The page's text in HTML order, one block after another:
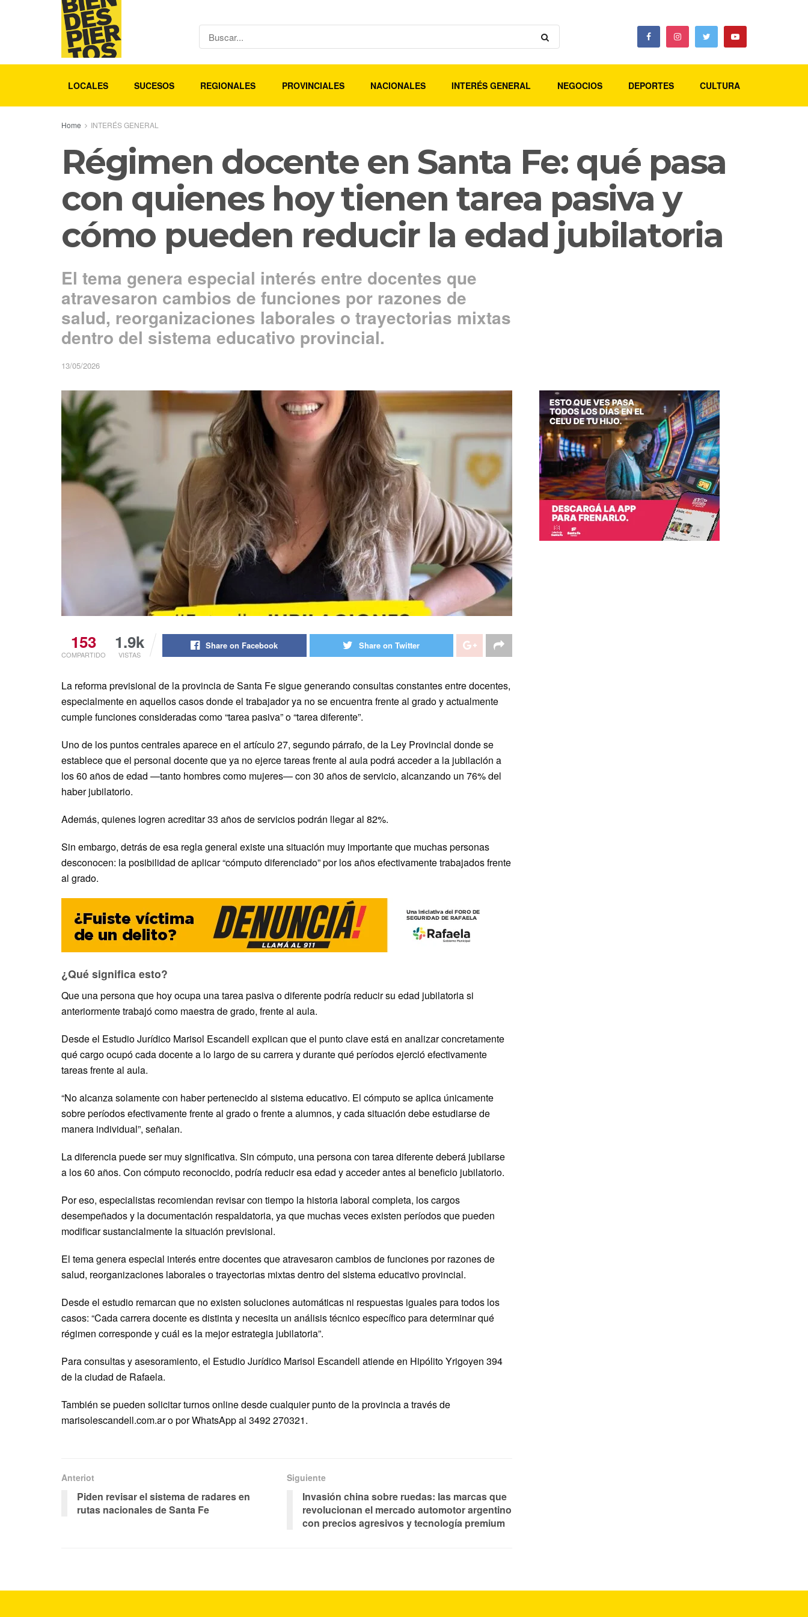
LOCALES SUCESOS REGIONALES PROVINCIALES NACIONALES INTERÉS GENERAL NEGOCIOS DEPORTES CULTURA
Home INTERÉS GENERAL
Régimen docente en Santa Fe: qué pasa
con quienes hoy tienen tarea pasiva y
cómo pueden reducir la edad jubilatoria
El tema genera especial interés entre docentes que
atravesaron cambios de funciones por razones de
salud, reorganizaciones laborales o trayectorias mixtas
dentro del sistema educativo provincial.
13/05/2026
153
COMPARTIDO
1.9k
VISTAS
Share on Facebook Share on Twitter
La reforma previsional de la provincia de Santa Fe sigue generando consultas constantes entre docentes,
especialmente en aquellos casos donde el trabajador ya no se encuentra frente al grado y actualmente
cumple funciones consideradas como “tarea pasiva” o “tarea diferente”.
Uno de los puntos centrales aparece en el artículo 27, segundo párrafo, de la Ley Provincial donde se
establece que el personal docente que ya no ejerce tareas frente al aula podrá acceder a la jubilación a
los 60 años de edad —tanto hombres como mujeres— con 30 años de servicio, alcanzando un 76% del
haber jubilatorio.
Además, quienes logren acreditar 33 años de servicios podrán llegar al 82%.
Sin embargo, detrás de esa regla general existe una situación muy importante que muchas personas
desconocen: la posibilidad de aplicar “cómputo diferenciado” por los años efectivamente trabajados frente
al grado.
¿Qué significa esto?
Que una persona que hoy ocupa una tarea pasiva o diferente podría reducir su edad jubilatoria si
anteriormente trabajó como maestra de grado, frente al aula.
Desde el Estudio Jurídico Marisol Escandell explican que el punto clave está en analizar concretamente
qué cargo ocupó cada docente a lo largo de su carrera y durante qué períodos ejerció efectivamente
tareas frente al aula.
“No alcanza solamente con haber pertenecido al sistema educativo. El cómputo se aplica únicamente
sobre períodos efectivamente frente al grado o frente a alumnos, y cada situación debe estudiarse de
manera individual”, señalan.
La diferencia puede ser muy significativa. Sin cómputo, una persona con tarea diferente deberá jubilarse
a los 60 años. Con cómputo reconocido, podría reducir esa edad y acceder antes al beneficio jubilatorio.
Por eso, especialistas recomiendan revisar con tiempo la historia laboral completa, los cargos
desempeñados y la documentación respaldatoria, ya que muchas veces existen períodos que pueden
modificar sustancialmente la situación previsional.
El tema genera especial interés entre docentes que atravesaron cambios de funciones por razones de
salud, reorganizaciones laborales o trayectorias mixtas dentro del sistema educativo provincial.
Desde el estudio remarcan que no existen soluciones automáticas ni respuestas iguales para todos los
casos: “Cada carrera docente es distinta y necesita un análisis técnico específico para determinar qué
régimen corresponde y cuál es la mejor estrategia jubilatoria”.
Para consultas y asesoramiento, el Estudio Jurídico Marisol Escandell atiende en Hipólito Yrigoyen 394
de la ciudad de Rafaela.
También se pueden solicitar turnos online desde cualquier punto de la provincia a través de
marisolescandell.com.ar o por WhatsApp al 3492 270321.
Anteriot
Piden revisar el sistema de radares en
rutas nacionales de Santa Fe
Siguiente
Invasión china sobre ruedas: las marcas que
revolucionan el mercado automotor argentino
con precios agresivos y tecnología premium